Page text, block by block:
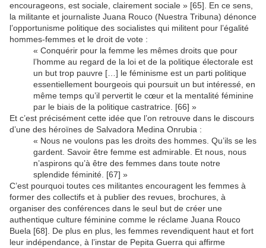
encourageons, est sociale, clairement sociale » [65]. En ce sens,
la militante et journaliste Juana Rouco (Nuestra Tribuna) dénonce
l’opportunisme politique des socialistes qui militent pour l’égalité
hommes-femmes et le droit de vote :
« Conquérir pour la femme les mêmes droits que pour
l’homme au regard de la loi et de la politique électorale est
un but trop pauvre […] le féminisme est un parti politique
essentiellement bourgeois qui poursuit un but intéressé, en
même temps qu’il pervertit le cœur et la mentalité féminine
par le biais de la politique castratrice. [66] »
Et c’est précisément cette idée que l’on retrouve dans le discours
d’une des héroïnes de Salvadora Medina Onrubia :
« Nous ne voulons pas les droits des hommes. Qu’ils se les
gardent. Savoir être femme est admirable. Et nous, nous
n’aspirons qu’à être des femmes dans toute notre
splendide féminité. [67] »
C’est pourquoi toutes ces militantes encouragent les femmes à
former des collectifs et à publier des revues, brochures, à
organiser des conférences dans le seul but de créer une
authentique culture féminine comme le réclame Juana Rouco
Buela [68]. De plus en plus, les femmes revendiquent haut et fort
leur indépendance, à l’instar de Pepita Guerra qui affirme